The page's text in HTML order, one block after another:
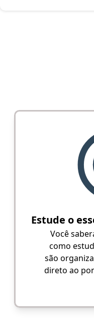
Estude o
Você
como
são
direto ao